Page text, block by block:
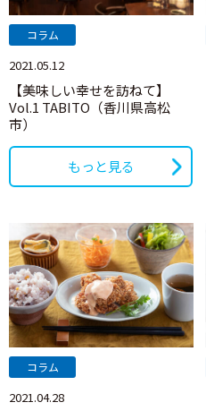
コラム
2021.05.12
【美味しい幸せを訪ねて】
Vol.1 TABITO（香川県高松
市）
もっと見る
コラム
2021.04.28